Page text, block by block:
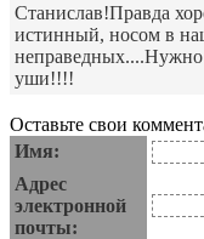
Станислав!Правда
истинный, носом в
неправедных....Нужно
уши!!!!
Оставьте свои
Имя:
Адрес
электронной
почты: